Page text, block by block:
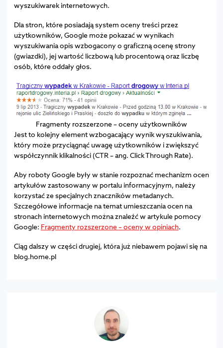
wyszukiwarek internetowych.
Dla stron, które posiadają system oceny treści przez
użytkowników, Google może pokazać w wynikach
wyszukiwania opis wzbogacony o graficzną ocenę strony
(gwiazdki), jej wartość liczbową lub procentową oraz liczbę
osób, które oddały głos.
Fragmenty rozszerzone – oceny użytkowników
Jest to kolejny element wzbogacający wynik wyszukiwania,
który może przyciągnąć uwagę użytkowników i zwiększyć
współczynnik klikalności (CTR – ang. Click Through Rate).
Aby roboty Google były w stanie rozpoznać mechanizm ocen
artykułów zastosowany w portalu informacyjnym, należy
korzystać ze specjalnych znaczników metadanych.
Szczegółowe informacje na temat umieszczania ocen na
stronach internetowych można znaleźć w artykule pomocy
Google: Fragmenty rozszerzone – oceny w opiniach.
Ciąg dalszy w części drugiej, która już niebawem pojawi się na
blog.home.pl